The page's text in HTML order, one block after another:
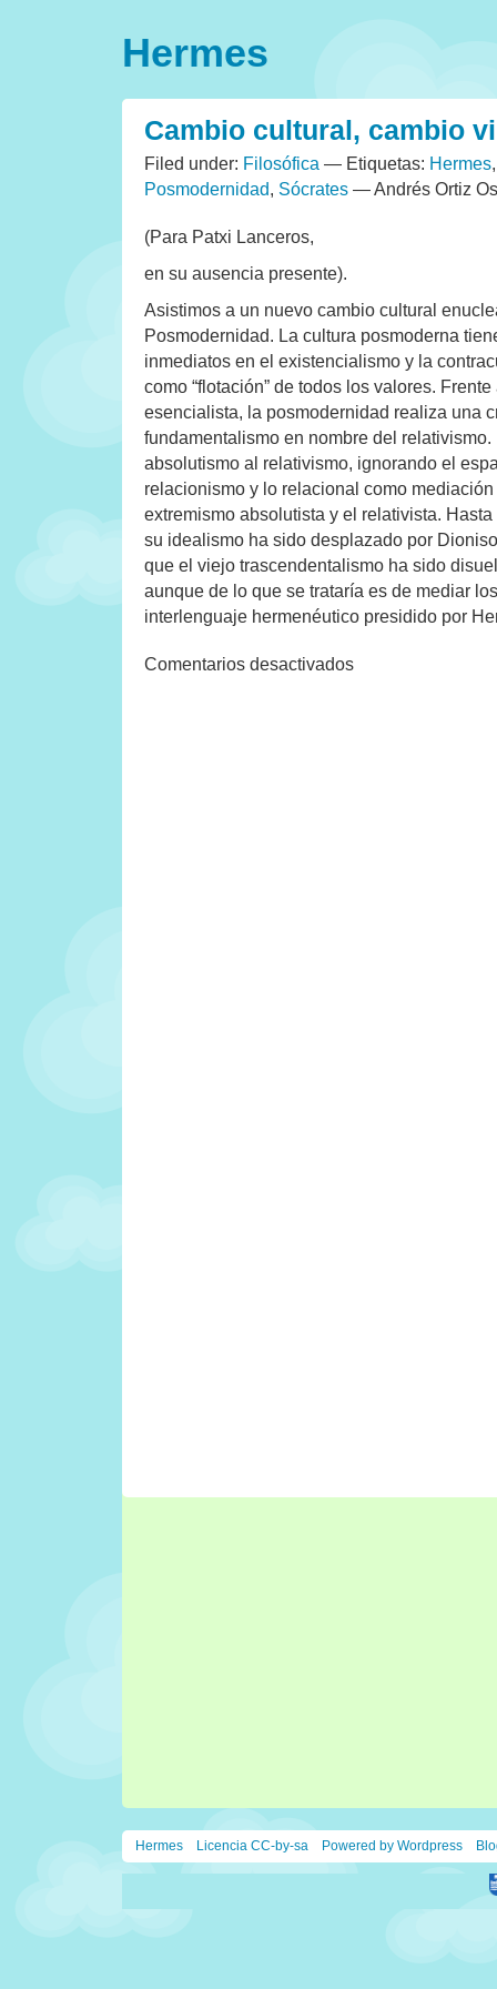
Hermes
Cambio cultural, cambio
Filed under: Filosófica — Etiquetas: Hermes
Posmodernidad, Sócrates — Andrés Ortiz
(Para Patxi Lanceros,
en su ausencia presente).
Asistimos a un nuevo cambio cultural
Posmodernidad. La cultura posmoderna
inmediatos en el existencialismo y la
como “flotación” de todos los valores.
esencialista, la posmodernidad realiza una
fundamentalismo en nombre del
absolutismo al relativismo, ignorando el
relacionismo y lo relacional como
extremismo absolutista y el relativista.
su idealismo ha sido desplazado por
que el viejo trascendentalismo ha sido
aunque de lo que se trataría es de mediar
interlenguaje hermenéutico presidido por
Comentarios desactivados
Hermes Licencia CC-by-sa Powered by Wordpress